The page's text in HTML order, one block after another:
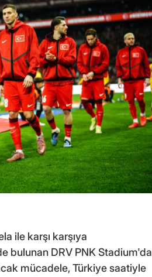
ile karşı karşıya
bulunan DRV PNK Stadium'da
mücadele, Türkiye saatiyle